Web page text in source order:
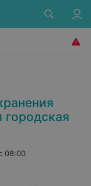
городская
08:00